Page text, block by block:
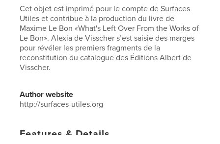
Cet objet est imprimé pour le compte de Surfaces
Utiles et contribue à la production du livre de
Maxime Le Bon «What's Left Over From the Works of
Le Bon». Alexia de Visscher s’est saisie des marges
pour révéler les premiers fragments de la
reconstitution du catalogue des Éditions Albert de
Visscher.
Author website
http://surfaces-utiles.org
Features & Details